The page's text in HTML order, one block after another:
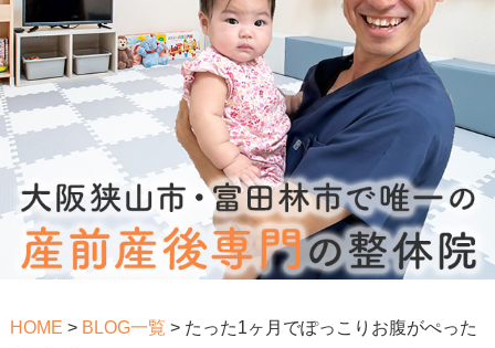
HOME > BLOG一覧 > たった1ヶ月でぽっこりお腹がぺった